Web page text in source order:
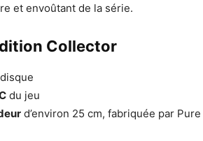
et envoûtant de la série.
Collector
du jeu
d’environ 25 cm, fabriquée par Pure